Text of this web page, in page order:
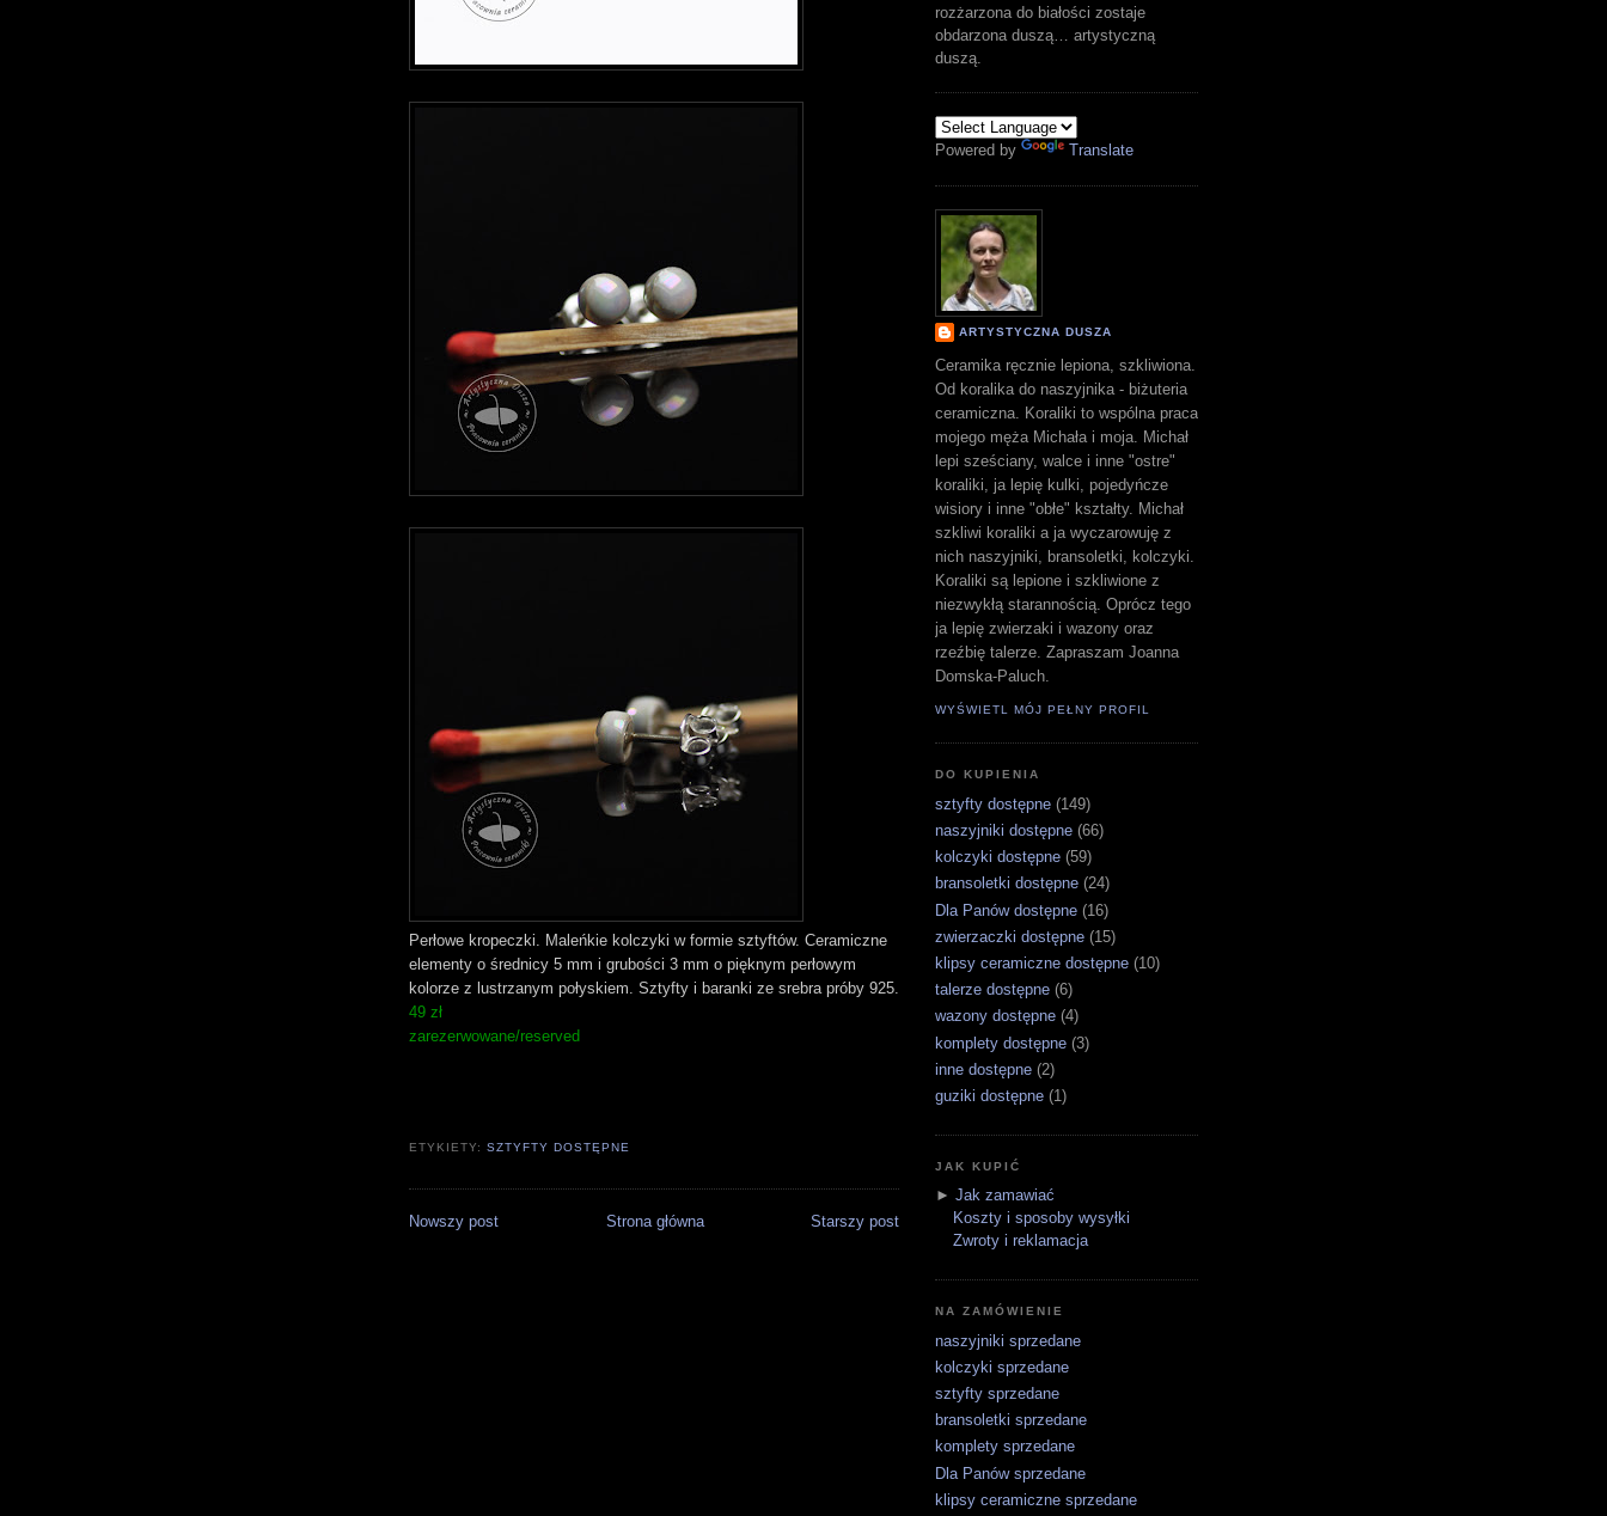
Perłowe kropeczki. Maleńkie kolczyki w formie sztyftów. Ceramiczne
elementy o średnicy 5 mm i grubości 3 mm o pięknym perłowym
kolorze z lustrzanym połyskiem. Sztyfty i baranki ze srebra próby 925.
49 zł
zarezerwowane/reserved
ETYKIETY:SZTYFTY DOSTĘPNE
Nowszy post Starszy post
Strona główna
rozżarzona do białości zostaje
obdarzona duszą… artystyczną
duszą.
Powered by Translate
ARTYSTYCZNA DUSZA
Ceramika ręcznie lepiona, szkliwiona.
Od koralika do naszyjnika - biżuteria
ceramiczna. Koraliki to wspólna praca
mojego męża Michała i moja. Michał
lepi sześciany, walce i inne "ostre"
koraliki, ja lepię kulki, pojedyńcze
wisiory i inne "obłe" kształty. Michał
szkliwi koraliki a ja wyczarowuję z
nich naszyjniki, bransoletki, kolczyki.
Koraliki są lepione i szkliwione z
niezwykłą starannością. Oprócz tego
ja lepię zwierzaki i wazony oraz
rzeźbię talerze. Zapraszam Joanna
Domska-Paluch.
WYŚWIETL MÓJ PEŁNY PROFIL
DO KUPIENIA
sztyfty dostępne (149)
naszyjniki dostępne (66)
kolczyki dostępne (59)
bransoletki dostępne (24)
Dla Panów dostępne (16)
zwierzaczki dostępne (15)
klipsy ceramiczne dostępne (10)
talerze dostępne (6)
wazony dostępne (4)
komplety dostępne (3)
inne dostępne (2)
guziki dostępne (1)
JAK KUPIĆ
► Jak zamawiać
Koszty i sposoby wysyłki
Zwroty i reklamacja
NA ZAMÓWIENIE
naszyjniki sprzedane
kolczyki sprzedane
sztyfty sprzedane
bransoletki sprzedane
komplety sprzedane
Dla Panów sprzedane
klipsy ceramiczne sprzedane